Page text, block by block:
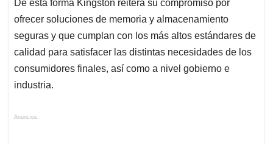
De esta forma Kingston reitera su compromiso por
ofrecer soluciones de memoria y almacenamiento
seguras y que cumplan con los más altos estándares de
calidad para satisfacer las distintas necesidades de los
consumidores finales, así como a nivel gobierno e
industria.
Anuncios.